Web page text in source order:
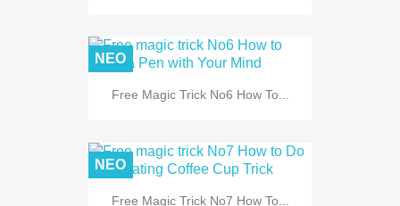
Free Magic Trick No6 How To...
ΝΈΟ
Free Magic Trick No7 How To...
ΝΈΟ